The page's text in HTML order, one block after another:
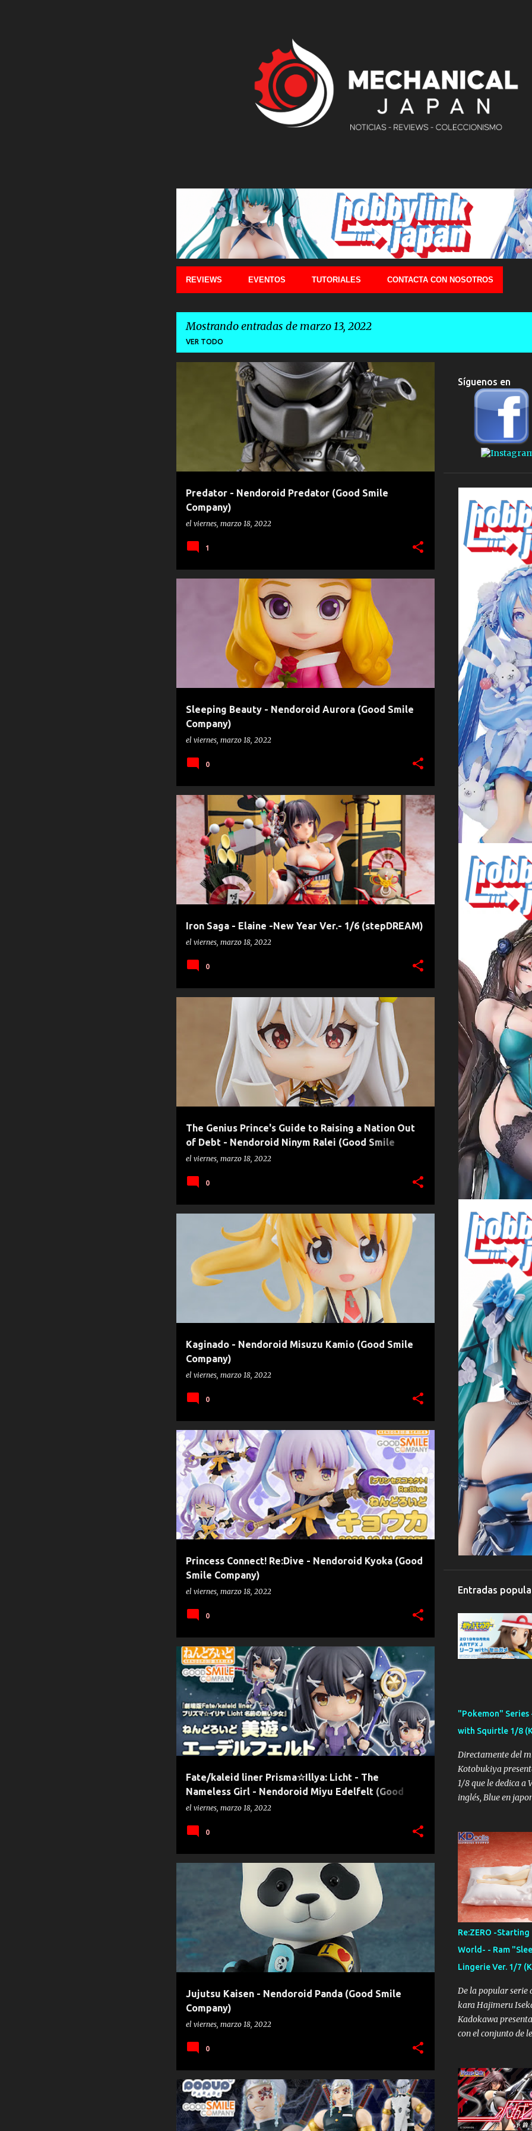
REVIEWS EVENTOS TUTORIALES CONTACTA CON NOSOTROS
Mostrando entradas de marzo 13, 2022
VER TODO
Predator - Nendoroid Predator (Good Smile
Company)
el viernes, marzo 18, 2022
GOOD SMILE COMPANY NENDOROID PREDATOR
1
Sleeping Beauty - Nendoroid Aurora (Good Smile
Company)
el viernes, marzo 18, 2022
GOOD SMILE COMPANY SLEEPING BEAUTY
0
Iron Saga - Elaine -New Year Ver.- 1/6 (stepDREAM)
el viernes, marzo 18, 2022
ELAINE KIDOU SENTAI IRON SAGA STEPDREAM
0
The Genius Prince's Guide to Raising a Nation Out
of Debt - Nendoroid Ninym Ralei (Good Smile
Company)
el viernes, marzo 18, 2022
GOOD SMILE COMPANY NENDOROID NINYM RALEI
TENSAI OUJI NO AKAJI KOKKA SAISEI JUTSU
0
Kaginado - Nendoroid Misuzu Kamio (Good Smile
Company)
el viernes, marzo 18, 2022
GOOD SMILE COMPANY KAGINADO MISUZU KAMIO NENDOROID
0
Princess Connect! Re:Dive - Nendoroid Kyoka (Good
Smile Company)
el viernes, marzo 18, 2022
GOOD SMILE COMPANY KYOUKA HIKAWA NENDOROID +
PRINCESS CONNECT! RE:DIVE
0
Fate/kaleid liner Prisma☆Illya: Licht - The
Nameless Girl - Nendoroid Miyu Edelfelt (Good
Smile Company)
el viernes, marzo 18, 2022
FATE/KALEID LINER PRISMA ILLYA
0
Jujutsu Kaisen - Nendoroid Panda (Good Smile
Company)
el viernes, marzo 18, 2022
JUJUTSU KAISEN NENDOROID PANDA
0
GOOD SMILE COMPANY KIMETSU NO YAIBA POP UP PARADE TENGEN UZUI
Síguenos en
Entradas
"Pokemon" Series
with Squirtle 1/8
Directamente del
Kotobukiya
1/8 que le dedica a
inglés, Blue en
femenina de las
Pokémon Rojo
Hoja, con Squirtle (
japonés). Figura
ofrece dentro de su
ケットモンスター
リーフ with ゼニガ
Altura: 19 cm
(Squirtle) Material:
la venta:
2019 A
las imágenes que
facilitado de la
Green with Squirtle:
Re:ZERO -
World- - Ram
Lingerie Ver. 1/7
De la popular serie
kara Hajimeru
Kadokawa
con el conjunto de
生活 ラム添い寝ピ
1/7 [KADOKAWA]
cm Longitud cama:
PVC (figura) /